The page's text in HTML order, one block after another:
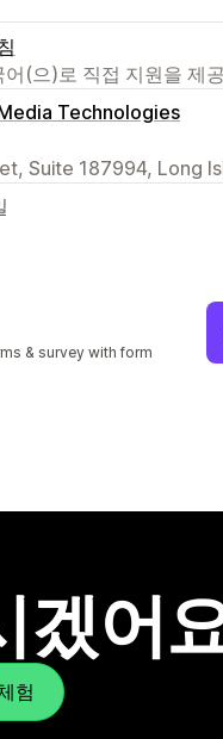
(으)로 직접 지원을 제
Technologies
Suite 187994, Long
& survey with form
겠어
험